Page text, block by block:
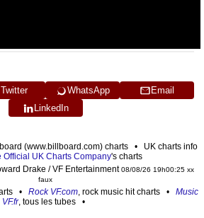
Twitter WhatsApp
Email
LinkedIn
(www.billboard.com) charts • UK charts info
Official UK Charts Company's charts
Drake / VF Entertainment08/08/26 19h00:25 xx
faux
• Rock VF.com, rock music hit charts • Music
VF.fr, tous les tubes •